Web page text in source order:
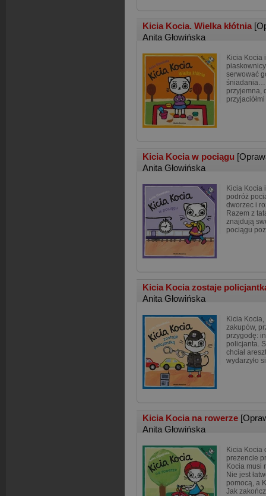
Kicia Kocia. Wielka kłótnia
Anita Głowińska
Kicia Kocia
serwować
śniadania…
przyjemna,
Kicia Kocia w pociągu
Anita Głowińska
Kicia Kocia
podróż
dworzec i
Razem z
znajdują
pociągu
Kicia Kocia zostaje
Anita Głowińska
Kicia
zakupów,
przygodę:
policjanta.
chciał
wydarzyło
Kicia Kocia na rowerze
Anita Głowińska
Kicia Kocia
prezencie
Kocia musi
Nie jest
pomocą, a
Jak zakończ